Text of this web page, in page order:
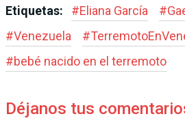
Etiquetas: #Eliana García #
#Venezuela #
#bebé nacido en el terremoto
Déjanos tus